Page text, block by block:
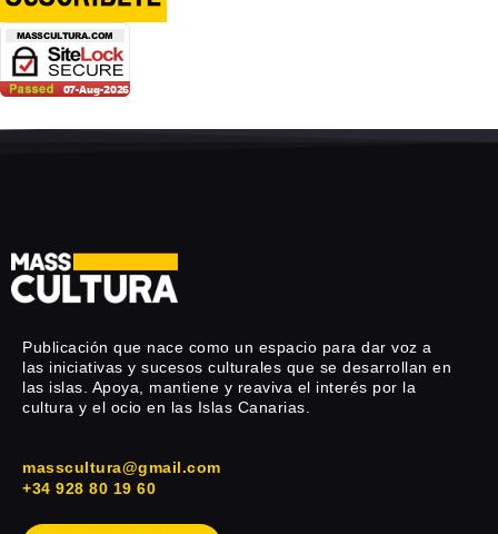
Publicación que nace como un espacio para dar voz a
las iniciativas y sucesos culturales que se desarrollan en
las islas. Apoya, mantiene y reaviva el interés por la
cultura y el ocio en las Islas Canarias.
masscultura@gmail.com
+34 928 80 19 60